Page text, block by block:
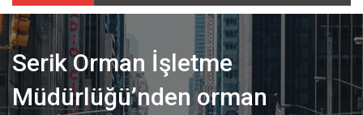
Serik Orman İşletme
Müdürlüğü’nden orman